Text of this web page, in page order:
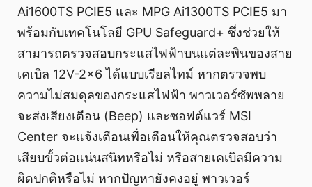
Ai1600TS PCIE5 และ MPG Ai1300TS PCIE5 มา
พร้อมกับเทคโนโลยี GPU Safeguard+ ซึ่งช่วยให้
สามารถตรวจสอบกระแสไฟฟ้าบนแต่ละพินของสาย
เคเบิล 12V-2x6 ได้แบบเรียลไทม์ หากตรวจพบ
ความไม่สมดุลของกระแสไฟฟ้า พาวเวอร์ซัพพลาย
จะส่งเสียงเตือน (Beep) และซอฟต์แวร์ MSI
Center จะแจ้งเตือนเพื่อเตือนให้คุณตรวจสอบว่า
เสียบขั้วต่อแน่นสนิทหรือไม่ หรือสายเคเบิลมีความ
ผิดปกติหรือไม่ หากปัญหายังคงอยู่ พาวเวอร์